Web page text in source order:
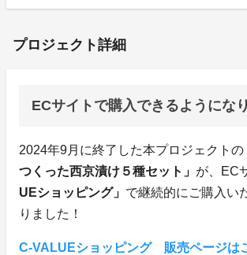
プロジェクト詳細
ECサイトで購入できるようにな
2024年9月に終了した本プロジェクトの
つくった西京漬け５種セット」 が、EC
UEショッピング」 で継続的にご購入い
りました！
C-VALUEショッピング 販売ページは